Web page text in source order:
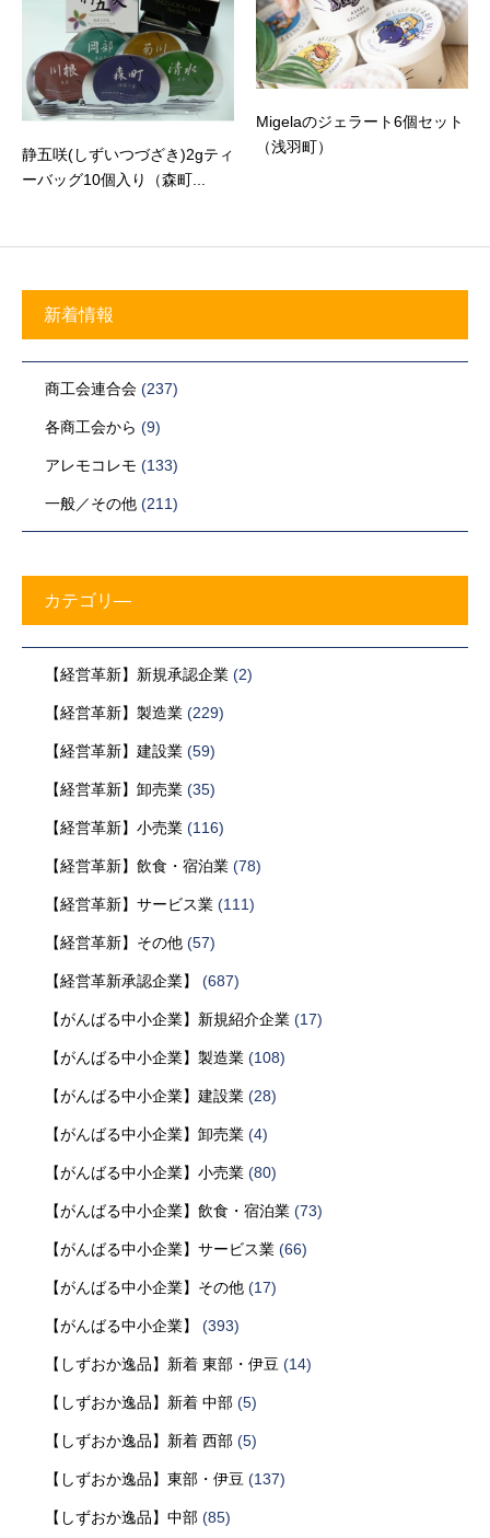
静五咲(しずいつづざき)2gティ
ーバッグ10個入り（森町...
Migelaのジェラート6個セット
（浅羽町）
新着情報
商工会連合会 (237)
各商工会から (9)
アレモコレモ (133)
一般／その他 (211)
カテゴリ―
【経営革新】新規承認企業 (2)
【経営革新】製造業 (229)
【経営革新】建設業 (59)
【経営革新】卸売業 (35)
【経営革新】小売業 (116)
【経営革新】飲食・宿泊業 (78)
【経営革新】サービス業 (111)
【経営革新】その他 (57)
【経営革新承認企業】 (687)
【がんばる中小企業】新規紹介企業 (17)
【がんばる中小企業】製造業 (108)
【がんばる中小企業】建設業 (28)
【がんばる中小企業】卸売業 (4)
【がんばる中小企業】小売業 (80)
【がんばる中小企業】飲食・宿泊業 (73)
【がんばる中小企業】サービス業 (66)
【がんばる中小企業】その他 (17)
【がんばる中小企業】 (393)
【しずおか逸品】新着 東部・伊豆 (14)
【しずおか逸品】新着 中部 (5)
【しずおか逸品】新着 西部 (5)
【しずおか逸品】東部・伊豆 (137)
【しずおか逸品】中部 (85)